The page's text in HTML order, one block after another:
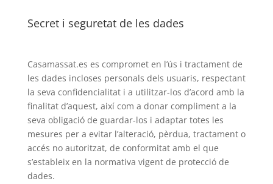
Secret i seguretat de les dades
Casamassat.es es compromet en l’ús i tractament de
les dades incloses personals dels usuaris, respectant
la seva confidencialitat i a utilitzar-los d’acord amb la
finalitat d’aquest, així com a donar compliment a la
seva obligació de guardar-los i adaptar totes les
mesures per a evitar l’alteració, pèrdua, tractament o
accés no autoritzat, de conformitat amb el que
s’estableix en la normativa vigent de protecció de
dades.